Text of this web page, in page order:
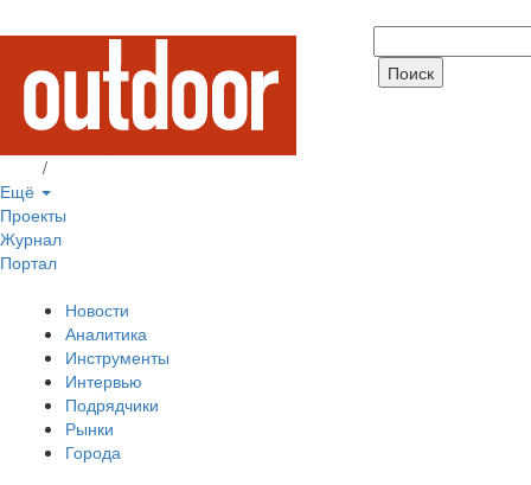
/
Ещё
Проекты
Журнал
Портал
Новости
Аналитика
Инструменты
Интервью
Подрядчики
Рынки
Города